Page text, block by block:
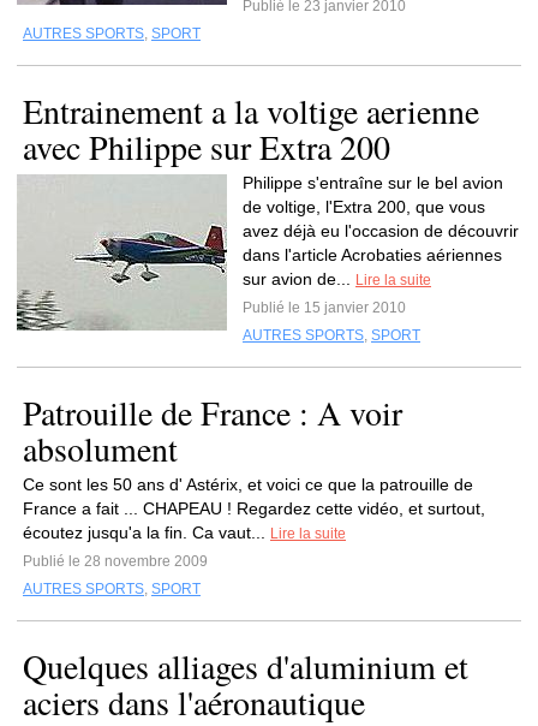
Publié le 23 janvier 2010
AUTRES SPORTS, SPORT
Entrainement a la voltige aerienne
avec Philippe sur Extra 200
Philippe s'entraîne sur le bel avion
de voltige, l'Extra 200, que vous
avez déjà eu l'occasion de découvrir
dans l'article Acrobaties aériennes
sur avion de...
Lire la suite
Publié le 15 janvier 2010
AUTRES SPORTS, SPORT
Patrouille de France : A voir
absolument
Ce sont les 50 ans d' Astérix, et voici ce que la patrouille de
France a fait ... CHAPEAU ! Regardez cette vidéo, et surtout,
écoutez jusqu'a la fin. Ca vaut...
Lire la suite
Publié le 28 novembre 2009
AUTRES SPORTS, SPORT
Quelques alliages d'aluminium et
aciers dans l'aéronautique